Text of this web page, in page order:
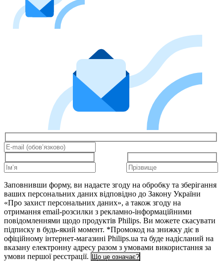
Заповнивши форму, ви надаєте згоду на обробку та зберігання
ваших персональних даних відповідно до Закону України
«Про захист персональних даних», а також згоду на
отримання email-розсилки з рекламно-інформаційними
повідомленнями щодо продуктів Philips. Ви можете скасувати
підписку в будь-який момент. *Промокод на знижку діє в
офіційному інтернет-магазині Philips.ua та буде надісланий на
вказану електронну адресу разом з умовами використання за
умови першої реєстрації. Що це означає?